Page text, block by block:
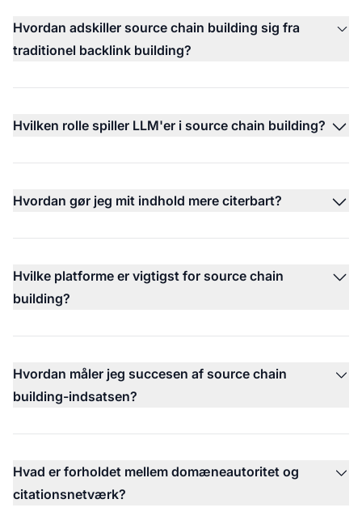
Hvordan adskiller source chain building sig fra
traditionel backlink building?
Hvilken rolle spiller LLM'er i source chain building?
Hvordan gør jeg mit indhold mere citerbart?
Hvilke platforme er vigtigst for source chain
building?
Hvordan måler jeg succesen af source chain
building-indsatsen?
Hvad er forholdet mellem domæneautoritet og
citationsnetværk?